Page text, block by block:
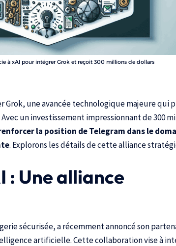
à xAI pour intégrer Grok et reçoit 300 millions de dollars
Grok, une avancée technologique majeure qui
un investissement impressionnant de 300
la position de Telegram dans le
. Explorons les détails de cette alliance
: Une alliance
sécurisée, a récemment annoncé son
artificielle. Cette collaboration vise à